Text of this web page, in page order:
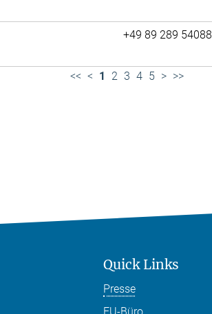
+49 89 289 54088
<< < 1 2 3 4 5 > >>
Quick Links
Presse